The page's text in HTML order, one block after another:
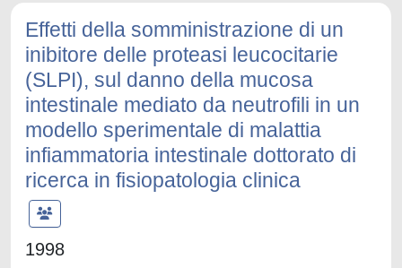
Effetti della somministrazione di un
inibitore delle proteasi leucocitarie
(SLPI), sul danno della mucosa
intestinale mediato da neutrofili in un
modello sperimentale di malattia
infiammatoria intestinale dottorato di
ricerca in fisiopatologia clinica
1998